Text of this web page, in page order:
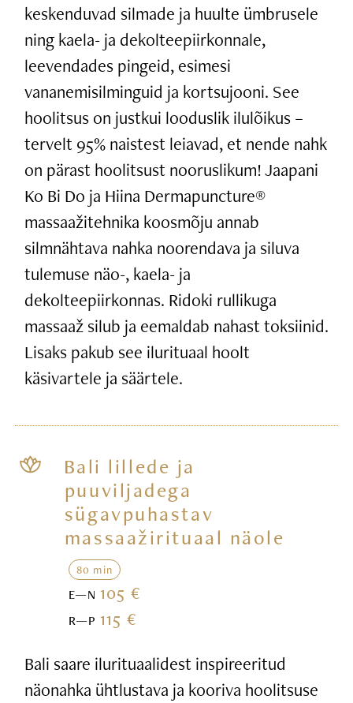
keskenduvad silmade ja huulte ümbrusele
ning kaela- ja dekolteepiirkonnale,
leevendades pingeid, esimesi
vananemisilminguid ja kortsujooni. See
hoolitsus on justkui looduslik ilulõikus –
tervelt 95% naistest leiavad, et nende nahk
on pärast hoolitsust nooruslikum! Jaapani
Ko Bi Do ja Hiina Dermapuncture®
massaažitehnika koosmõju annab
silmnähtava nahka noorendava ja siluva
tulemuse näo-, kaela- ja
dekolteepiirkonnas. Ridoki rullikuga
massaaž silub ja eemaldab nahast toksiinid.
Lisaks pakub see ilurituaal hoolt
käsivartele ja säärtele.
Bali lillede ja
puuviljadega
sügavpuhastav
massaažirituaal näole
80 min
E—N105 €
R—P115 €
Bali saare ilurituaalidest inspireeritud
näonahka ühtlustava ja kooriva hoolitsuse